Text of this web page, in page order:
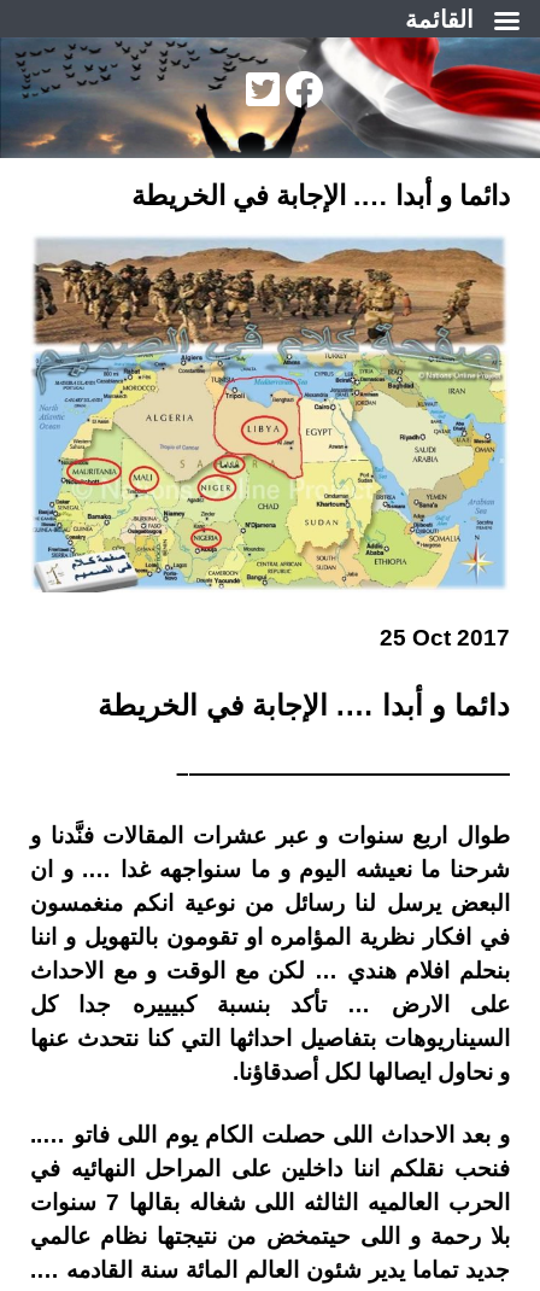
التجاوز
إلى
المحتوى
دائما و أبدا …. الإجابة في الخريطة
25 Oct 2017
دائما و أبدا …. الإجابة في الخريطة
——————————————–
طوال اربع سنوات و عبر عشرات المقالات فنَّدنا و
شرحنا ما نعيشه اليوم و ما سنواجهه غدا …. و ان
البعض يرسل لنا رسائل من نوعية انكم منغمسون
في افكار نظرية المؤامره او تقومون بالتهويل و اننا
بنحلم افلام هندي … لكن مع الوقت و مع الاحداث
على الارض … تأكد بنسبة كبيييره جدا كل
السيناريوهات بتفاصيل احداثها التي كنا نتحدث عنها
و نحاول ايصالها لكل أصدقاؤنا.
و بعد الاحداث اللى حصلت الكام يوم اللى فاتو …..
فنحب نقلكم اننا داخلين على المراحل النهائيه في
الحرب العالميه الثالثه اللى شغاله بقالها 7 سنوات
بلا رحمة و اللى حيتمخض من نتيجتها نظام عالمي
جديد تماما يدير شئون العالم المائة سنة القادمه ….
القائمة